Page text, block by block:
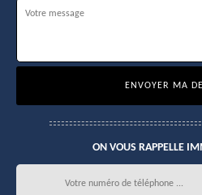
ON VOUS RAPPELLE